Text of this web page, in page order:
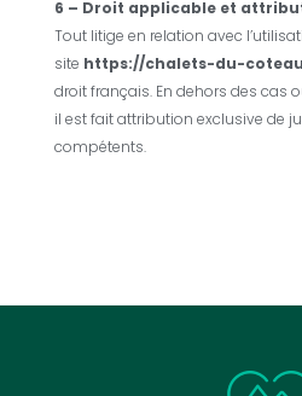
6 – Droit applicable et
Tout litige en relation avec
site https://chalets-du-
droit français. En dehors des cas
il est fait attribution exclusive de
compétents.